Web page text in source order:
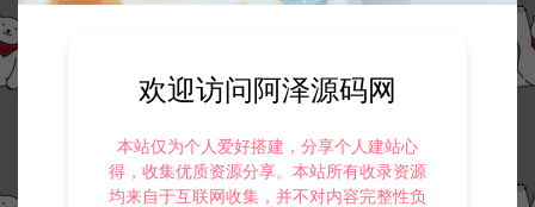
欢迎访问阿泽源码网
本站仅为个人爱好搭建，分享个人建站心
得，收集优质资源分享。本站所有收录资源
均来自于互联网收集，并不对内容完整性负